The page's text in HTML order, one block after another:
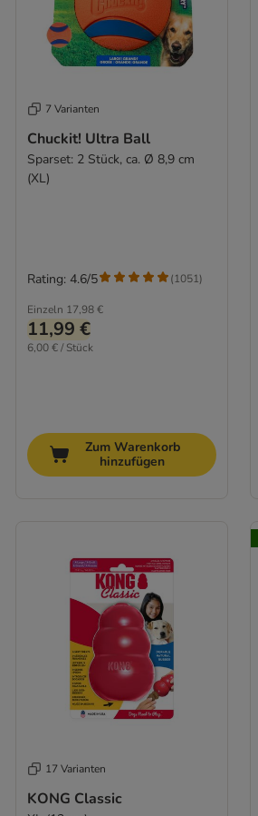
7 Varianten
Chuckit! Ultra Ball
Sparset: 2 Stück, ca. Ø 8,9 cm
(XL)
Einzeln 17,98 €
11,99 €
6,00 € / Stück
Rating: 4.6/5 (1051)
Zum Warenkorb
hinzufügen
17 Varianten
KONG Classic